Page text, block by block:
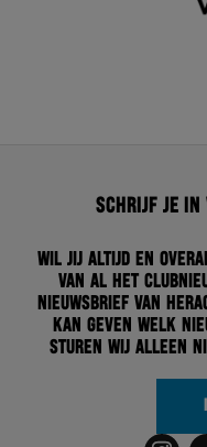
Schrijf je in
Wil jij altijd en overal
van al het
nieuwsbrief van
kan geven welk
sturen wij alleen